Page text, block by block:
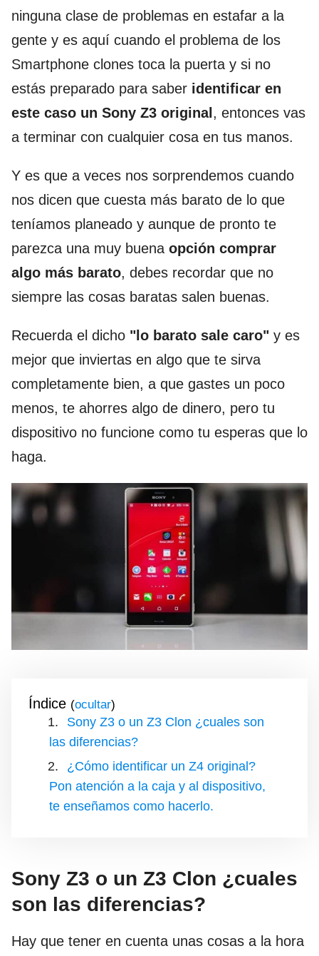
ninguna clase de problemas en estafar a la
gente y es aquí cuando el problema de los
Smartphone clones toca la puerta y si no
estás preparado para saber identificar en
este caso un Sony Z3 original , entonces vas
a terminar con cualquier cosa en tus manos.
Y es que a veces nos sorprendemos cuando
nos dicen que cuesta más barato de lo que
teníamos planeado y aunque de pronto te
parezca una muy buena opción comprar
algo más barato, debes recordar que no
siempre las cosas baratas salen buenas.
Recuerda el dicho "lo barato sale caro" y es
mejor que inviertas en algo que te sirva
completamente bien, a que gastes un poco
menos, te ahorres algo de dinero, pero tu
dispositivo no funcione como tu esperas que lo
haga.
Índice ( )
Sony Z3 o un Z3 Clon ¿cuales son
las diferencias?
¿Cómo identificar un Z4 original?
Pon atención a la caja y al dispositivo,
te enseñamos como hacerlo.
Sony Z3 o un Z3 Clon ¿cuales
son las diferencias?
Hay que tener en cuenta unas cosas a la hora